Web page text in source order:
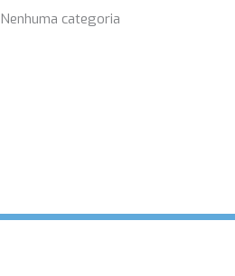
Nenhuma categoria